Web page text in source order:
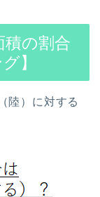
の割合
】
陸）に対する